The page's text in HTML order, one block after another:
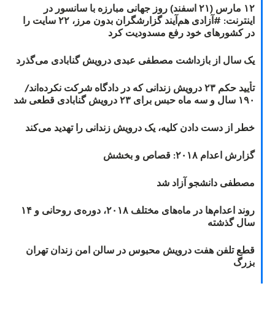
۱۲ مارس (۲۱ اسفند) روز جهانی مبارزه با سانسور در
اینترنت: #آزادی هم‌آیند گزارشگران‌ بدون مرز، ۲۲ سایت را
در کشورهای خود رفع مسدودیت کرد
یک سال از بازداشت مصطفی عبدی درویش گنابادی می‌گذرد
تأیید حکم ۲۳ درویش زندانی که در دادگاه شرکت نکرده‌اند/
۱۹۰ سال و سه ماه حبس برای ۲۳ درویش گنابادی قطعی شد
خطر از دست دادن کلیه، یک درویش زندانی را تهدید می‌کند
گزارش اعدام ۲۰۱۸: قصاص و بخشش
مصطفی دانشجو آزاد شد
روند اعدام‌ها در ماه‌های مختلف ۲۰۱۸، دوره‌ی روحانی و ۱۴
سال گذشته
قطع تلفن هفت درویش محبوس در سالن امن زندان تهران
بزرگ